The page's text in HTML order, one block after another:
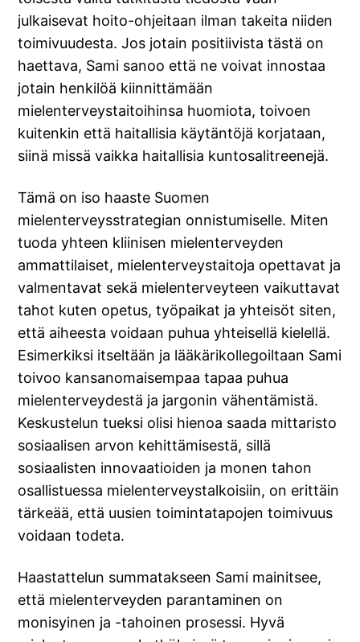
julkaisevat hoito-ohjeitaan ilman takeita niiden
toimivuudesta. Jos jotain positiivista tästä on
haettava, Sami sanoo että ne voivat innostaa
jotain henkilöä kiinnittämään
mielenterveystaitoihinsa huomiota, toivoen
kuitenkin että haitallisia käytäntöjä korjataan,
siinä missä vaikka haitallisia kuntosalitreenejä.
Tämä on iso haaste Suomen
mielenterveysstrategian onnistumiselle. Miten
tuoda yhteen kliinisen mielenterveyden
ammattilaiset, mielenterveystaitoja opettavat ja
valmentavat sekä mielenterveyteen vaikuttavat
tahot kuten opetus, työpaikat ja yhteisöt siten,
että aiheesta voidaan puhua yhteisellä kielellä.
Esimerkiksi itseltään ja lääkärikollegoiltaan Sami
toivoo kansanomaisempaa tapaa puhua
mielenterveydestä ja jargonin vähentämistä.
Keskustelun tueksi olisi hienoa saada mittaristo
sosiaalisen arvon kehittämisestä, sillä
sosiaalisten innovaatioiden ja monen tahon
osallistuessa mielenterveystalkoisiin, on erittäin
tärkeää, että uusien toimintatapojen toimivuus
voidaan todeta.
Haastattelun summatakseen Sami mainitsee,
että mielenterveyden parantaminen on
monisyinen ja -tahoinen prosessi. Hyvä